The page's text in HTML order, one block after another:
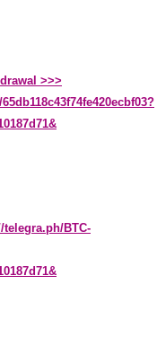
>>>
BTC-